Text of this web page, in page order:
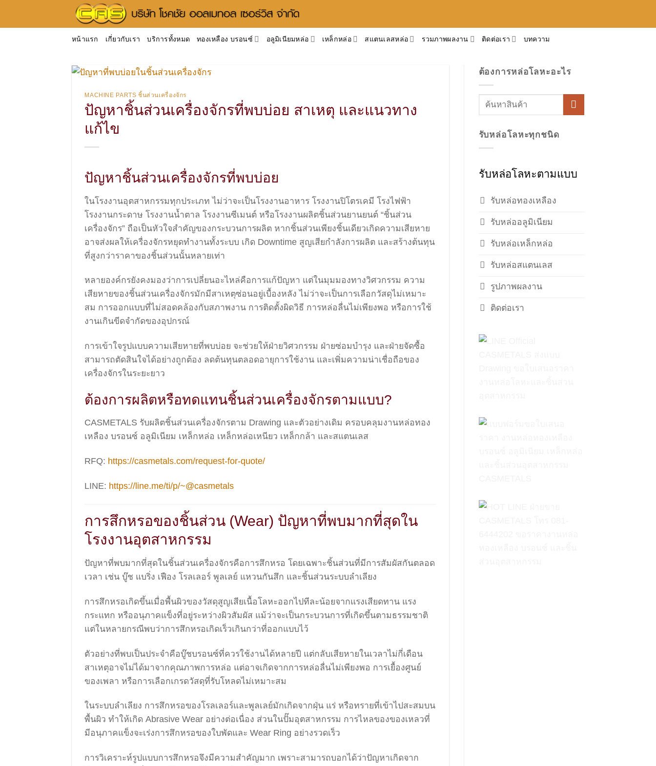
หน้าแรก เกี่ยวกับเรา บริการทั้งหมด ทองเหลือง บรอนซ์ อลูมิเนียมหล่อ เหล็กหล่อ สแตนเลสหล่อ รวมภาพผลงาน ติดต่อเรา บทความ
MACHINE PARTS ชิ้นส่วนเครื่องจักร
ปัญหาชิ้นส่วนเครื่องจักรที่พบบ่อย สาเหตุ และแนวทาง
แก้ไข
ปัญหาชิ้นส่วนเครื่องจักรที่พบบ่อย
ในโรงงานอุตสาหกรรมทุกประเภท ไม่ว่าจะเป็นโรงงานอาหาร โรงงานปิโตรเคมี โรงไฟฟ้า
โรงงานกระดาษ โรงงานน้ำตาล โรงงานซีเมนต์ หรือโรงงานผลิตชิ้นส่วนยานยนต์ “ชิ้นส่วน
เครื่องจักร” ถือเป็นหัวใจสำคัญของกระบวนการผลิต หากชิ้นส่วนเพียงชิ้นเดียวเกิดความเสียหาย
อาจส่งผลให้เครื่องจักรหยุดทำงานทั้งระบบ เกิด Downtime สูญเสียกำลังการผลิต และสร้างต้นทุน
ที่สูงกว่าราคาของชิ้นส่วนนั้นหลายเท่า
หลายองค์กรยังคงมองว่าการเปลี่ยนอะไหล่คือการแก้ปัญหา แต่ในมุมมองทางวิศวกรรม ความ
เสียหายของชิ้นส่วนเครื่องจักรมักมีสาเหตุซ่อนอยู่เบื้องหลัง ไม่ว่าจะเป็นการเลือกวัสดุไม่เหมาะ
สม การออกแบบที่ไม่สอดคล้องกับสภาพงาน การติดตั้งผิดวิธี การหล่อลื่นไม่เพียงพอ หรือการใช้
งานเกินขีดจำกัดของอุปกรณ์
การเข้าใจรูปแบบความเสียหายที่พบบ่อย จะช่วยให้ฝ่ายวิศวกรรม ฝ่ายซ่อมบำรุง และฝ่ายจัดซื้อ
สามารถตัดสินใจได้อย่างถูกต้อง ลดต้นทุนตลอดอายุการใช้งาน และเพิ่มความน่าเชื่อถือของ
เครื่องจักรในระยะยาว
ต้องการผลิตหรือทดแทนชิ้นส่วนเครื่องจักรตามแบบ?
CASMETALS รับผลิตชิ้นส่วนเครื่องจักรตาม Drawing และตัวอย่างเดิม ครอบคลุมงานหล่อทอง
เหลือง บรอนซ์ อลูมิเนียม เหล็กหล่อ เหล็กหล่อเหนียว เหล็กกล้า และสแตนเลส
RFQ: https://casmetals.com/request-for-quote/
LINE: https://line.me/ti/p/~@casmetals
การสึกหรอของชิ้นส่วน (Wear) ปัญหาที่พบมากที่สุดใน
โรงงานอุตสาหกรรม
ปัญหาที่พบมากที่สุดในชิ้นส่วนเครื่องจักรคือการสึกหรอ โดยเฉพาะชิ้นส่วนที่มีการสัมผัสกันตลอด
เวลา เช่น บู๊ช แบริ่ง เฟือง โรลเลอร์ พูลเลย์ แหวนกันสึก และชิ้นส่วนระบบลำเลียง
การสึกหรอเกิดขึ้นเมื่อพื้นผิวของวัสดุสูญเสียเนื้อโลหะออกไปทีละน้อยจากแรงเสียดทาน แรง
กระแทก หรืออนุภาคแข็งที่อยู่ระหว่างผิวสัมผัส แม้ว่าจะเป็นกระบวนการที่เกิดขึ้นตามธรรมชาติ
แต่ในหลายกรณีพบว่าการสึกหรอเกิดเร็วเกินกว่าที่ออกแบบไว้
ตัวอย่างที่พบเป็นประจำคือบู๊ชบรอนซ์ที่ควรใช้งานได้หลายปี แต่กลับเสียหายในเวลาไม่กี่เดือน
สาเหตุอาจไม่ได้มาจากคุณภาพการหล่อ แต่อาจเกิดจากการหล่อลื่นไม่เพียงพอ การเยื้องศูนย์
ของเพลา หรือการเลือกเกรดวัสดุที่รับโหลดไม่เหมาะสม
ในระบบลำเลียง การสึกหรอของโรลเลอร์และพูลเลย์มักเกิดจากฝุ่น แร่ หรือทรายที่เข้าไปสะสมบน
พื้นผิว ทำให้เกิด Abrasive Wear อย่างต่อเนื่อง ส่วนในปั๊มอุตสาหกรรม การไหลของของเหลวที่
มีอนุภาคแข็งจะเร่งการสึกหรอของใบพัดและ Wear Ring อย่างรวดเร็ว
การวิเคราะห์รูปแบบการสึกหรอจึงมีความสำคัญมาก เพราะสามารถบอกได้ว่าปัญหาเกิดจาก
ต้องการหล่อโลหะอะไร
รับหล่อโลหะทุกชนิด
รับหล่อโลหะตามแบบ
รับหล่อทองเหลือง
รับหล่ออลูมิเนียม
รับหล่อเหล็กหล่อ
รับหล่อสแตนเลส
รูปภาพผลงาน
ติดต่อเรา